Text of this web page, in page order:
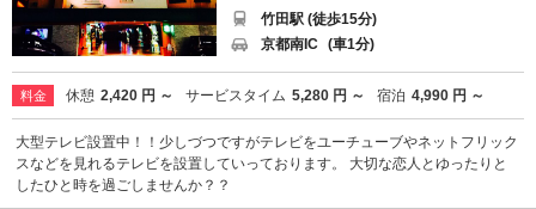
竹田駅 (徒歩15分)
京都南IC (車1分)
料金 休憩 2,420 円 ～ サービスタイム 5,280 円 ～ 宿泊 4,990 円 ～
大型テレビ設置中！！少しづつですがテレビをユーチューブやネットフリック
スなどを見れるテレビを設置していっております。 大切な恋人とゆったりと
したひと時を過ごしませんか？？